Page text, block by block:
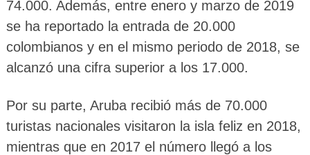
74.000. Además, entre enero y marzo de 2019
se ha reportado la entrada de 20.000
colombianos y en el mismo periodo de 2018, se
alcanzó una cifra superior a los 17.000.
Por su parte, Aruba recibió más de 70.000
turistas nacionales visitaron la isla feliz en 2018,
mientras que en 2017 el número llegó a los